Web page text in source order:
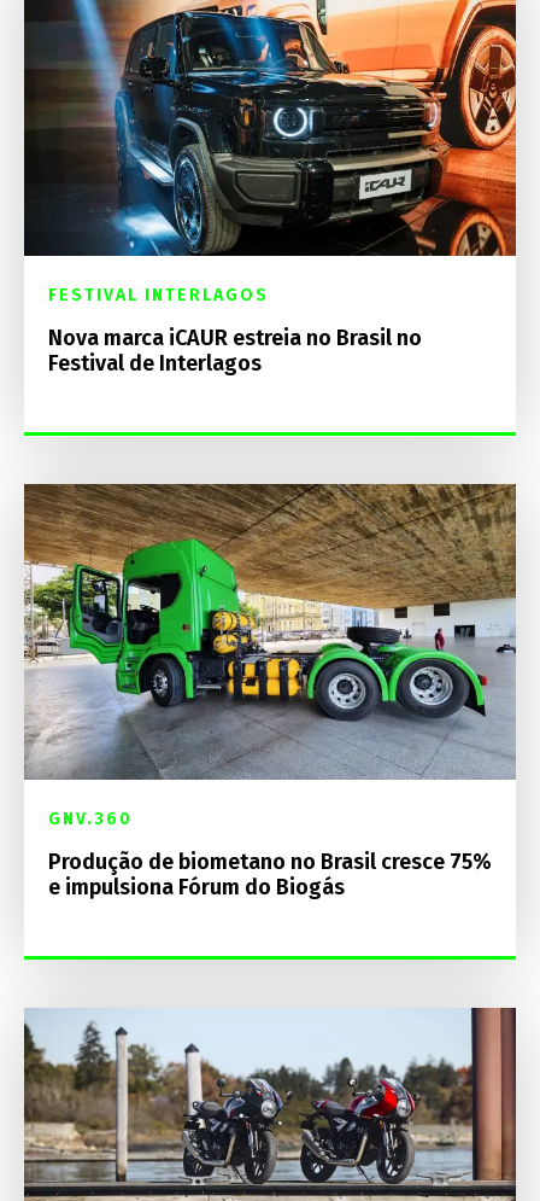
FESTIVAL INTERLAGOS
Nova marca iCAUR estreia no Brasil no
Festival de Interlagos
GNV.360
Produção de biometano no Brasil cresce 75%
e impulsiona Fórum do Biogás